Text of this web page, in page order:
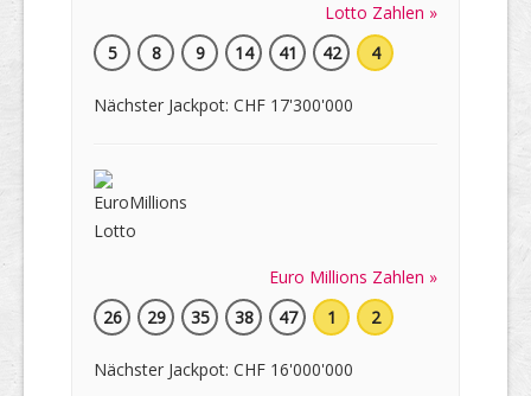
Lotto Zahlen »
5
8 9 14 41 42 4
Nächster Jackpot: CHF 17'300'000
Euro Millions Zahlen »
26
29 35 38 47 1 2
Nächster Jackpot: CHF 16'000'000